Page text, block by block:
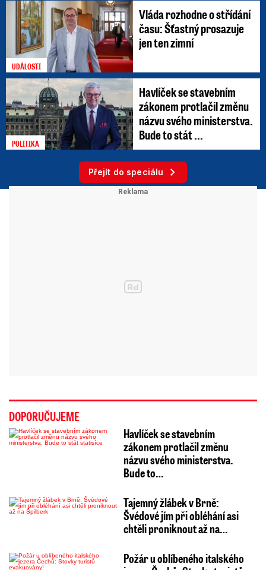
UDÁLOSTI
Vláda rozhodne o střídání
času: Šťastný prosazuje
jen ten zimní
POLITIKA
Havlíček se stavebním
zákonem protlačil změnu
názvu svého ministerstva.
Bude to stát ...
Přejít do speciálu
DOPORUČUJEME
Havlíček se stavebním
zákonem protlačil změnu
názvu svého ministerstva.
Bude to…
Tajemný žlábek v Brně:
Švédové jím při obléhání asi
chtěli proniknout až na…
Požár u oblíbeného italského